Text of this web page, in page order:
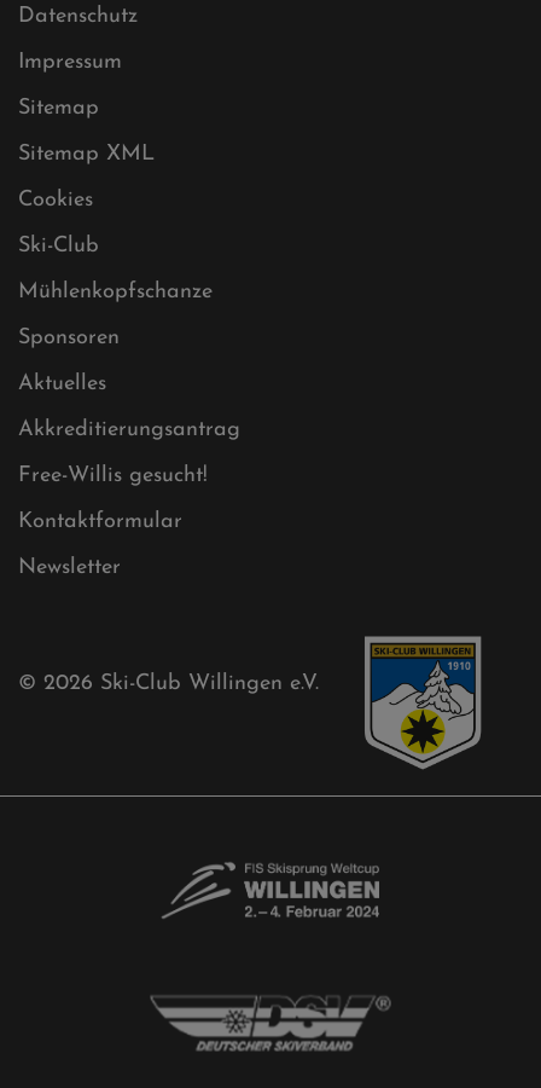
Datenschutz
Impressum
Sitemap
Sitemap XML
Cookies
Ski-Club
Mühlenkopfschanze
Sponsoren
Aktuelles
Akkreditierungsantrag
Free-Willis gesucht!
Kontaktformular